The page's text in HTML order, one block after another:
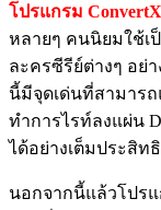
โปรแกรม
หลายๆ คนนิยมใช้เ
ละครซีรีย์ต่างๆ อย่
นี้มีจุดเด่นที่สามารถ
ทำการไรท์ลงแผ่น
ได้อย่างเต็มประสิท
นอกจากนี้แล้วโปร